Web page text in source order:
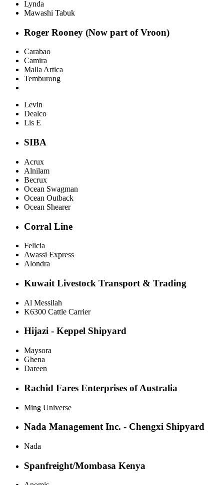
Lynda
Mawashi Tabuk
Roger Rooney (Now part of Vroon)
Carabao
Camira
Malla Artica
Temburong
Levin
Dealco
Lis E
SIBA
Acrux
Alnilam
Becrux
Ocean Swagman
Ocean Outback
Ocean Shearer
Corral Line
Felicia
Awassi Express
Alondra
Kuwait Livestock Transport & Trading
Al Messilah
K6300 Cattle Carrier
Hijazi - Keppel Shipyard
Maysora
Ghena
Dareen
Rachid Fares Enterprises of Australia
Ming Universe
Nada Management Inc. - Chengxi Shipyard
Nada
Spanfreight/Mombasa Kenya